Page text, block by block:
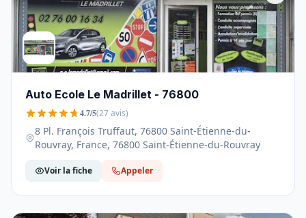
Auto Ecole Le Madrillet - 76800
4.7/5(27 avis)
8 Pl. François Truffaut, 76800 Saint-Étienne-du-
Rouvray, France, 76800 Saint-Étienne-du-Rouvray
Voir la fiche Appeler